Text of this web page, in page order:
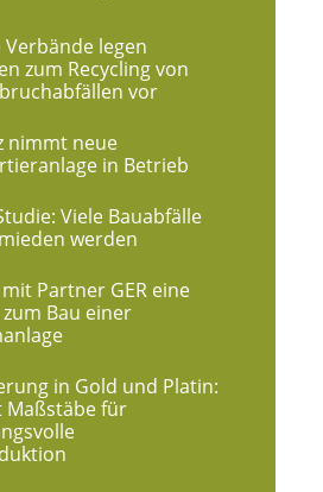
legen
zum Recycling von
vor
nimmt neue
in Betrieb
Viele Bauabfälle
werden
Partner GER eine
Bau einer
in Gold und Platin:
Maßstäbe für